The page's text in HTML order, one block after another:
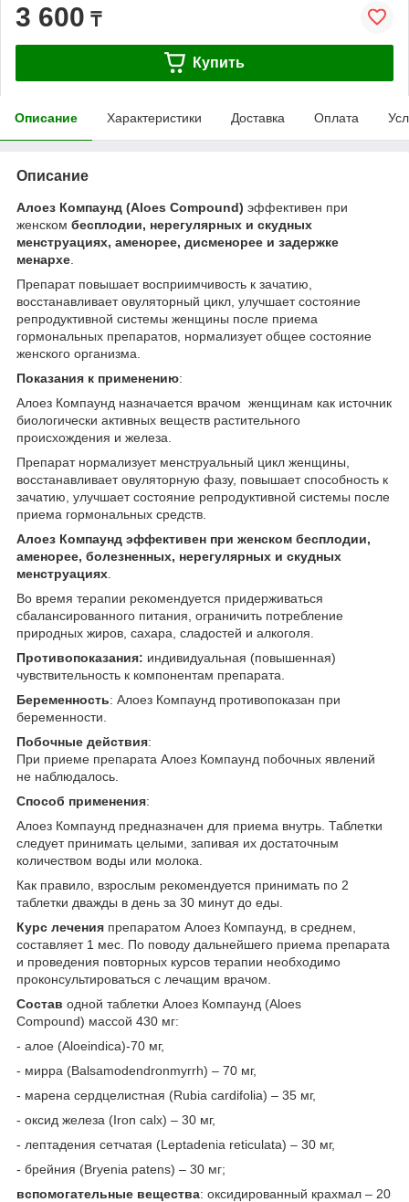
3 600 ₸
Купить
Описание Характеристики Доставка Оплата
Описание
Алоез Компаунд (Aloes Compound) эффективен при
женском бесплодии, нерегулярных и скудных
менструациях, аменорее, дисменорее и задержке
менархе
Препарат повышает восприимчивость к зачатию,
восстанавливает овуляторный цикл, улучшает состояние
репродуктивной системы женщины после приема
гормональных препаратов, нормализует общее состояние
женского организма.
Показания к применению:
Алоез Компаунд назначается врачом женщинам как источник
биологически активных веществ растительного
происхождения и железа.
Препарат нормализует менструальный цикл женщины,
восстанавливает овуляторную фазу, повышает способность к
зачатию, улучшает состояние репродуктивной системы после
приема гормональных средств.
Алоез Компаунд эффективен при женском бесплодии,
аменорее, болезненных, нерегулярных и скудных
менструациях
Во время терапии рекомендуется придерживаться
сбалансированного питания, ограничить потребление
природных жиров, сахара, сладостей и алкоголя.
Противопоказания: индивидуальная (повышенная)
чувствительность к компонентам препарата.
Беременность: Алоез Компаунд противопоказан при
беременности.
Побочные действия:
При приеме препарата Алоез Компаунд побочных явлений
не наблюдалось.
Способ применения:
Алоез Компаунд предназначен для приема внутрь. Таблетки
следует принимать целыми, запивая их достаточным
количеством воды или молока.
Как правило, взрослым рекомендуется принимать по 2
таблетки дважды в день за 30 минут до еды.
Курс лечения препаратом Алоез Компаунд, в среднем,
составляет 1 мес. По поводу дальнейшего приема препарата
и проведения повторных курсов терапии необходимо
проконсультироваться с лечащим врачом.
Состав одной таблетки Алоез Компаунд (Aloes
Compound) массой 430 мг:
- алое (Aloeindica)-70 мг,
- мирра (Balsamodendronmyrrh) – 70 мг,
- марена сердцелистная (Rubia cardifolia) – 35 мг,
- оксид железа (Iron calx) – 30 мг,
- лептадения сетчатая (Leptadenia reticulata) – 30 мг,
- брейния (Bryenia patens) – 30 мг;
вспомогательные вещества: оксидированный крахмал – 20